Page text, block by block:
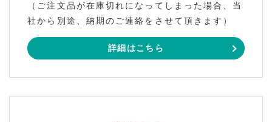
（ご注文品が在庫切れになってしまった場合、当
社から別途、納期のご連絡をさせて頂きます）
詳細はこちら